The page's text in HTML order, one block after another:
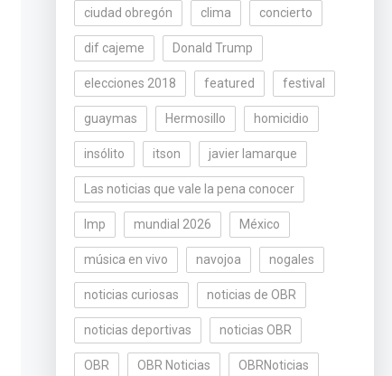
ciudad obregón clima concierto
dif cajeme Donald Trump
elecciones 2018 featured festival
guaymas Hermosillo homicidio
insólito itson javier lamarque
Las noticias que vale la pena conocer
lmp mundial 2026 México
música en vivo navojoa nogales
noticias curiosas noticias de OBR
noticias deportivas noticias OBR
OBR OBR Noticias OBRNoticias